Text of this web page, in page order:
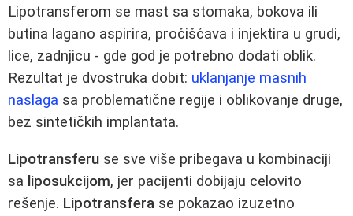
Lipotransferom se mast sa stomaka, bokova ili
butina lagano aspirira, pročišćava i injektira u grudi,
lice, zadnjicu - gde god je potrebno dodati oblik.
Rezultat je dvostruka dobit: uklanjanje masnih
naslaga sa problematične regije i oblikovanje druge,
bez sintetičkih implantata.
Lipotransferu se sve više pribegava u kombinaciji
sa liposukcijom, jer pacijenti dobijaju celovito
rešenje. Lipotransfera se pokazao izuzetno